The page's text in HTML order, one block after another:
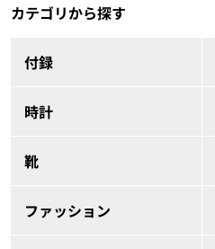
カテゴリから探す
付録
時計
靴
ファッション